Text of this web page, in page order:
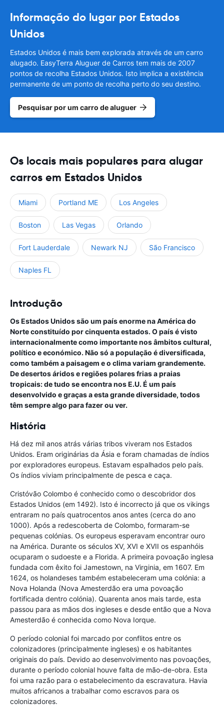
Informação do lugar por Estados
Unidos
Estados Unidos é mais bem explorada através de um carro
alugado. EasyTerra Aluguer de Carros tem mais de 2007
pontos de recolha Estados Unidos. Isto implica a existência
permanente de um ponto de recolha perto do seu destino.
Pesquisar por um carro de aluguer
Os locais mais populares para alugar
carros em Estados Unidos
Miami Portland ME Los Angeles
Boston Las Vegas Orlando
Fort Lauderdale Newark NJ São Francisco
Naples FL
Introdução
Os Estados Unidos são um país enorme na América do
Norte constituído por cinquenta estados. O país é visto
internacionalmente como importante nos âmbitos cultural,
político e económico. Não só a população é diversificada,
como também a paisagem e o clima variam grandemente.
De desertos áridos e regiões polares frias a praias
tropicais: de tudo se encontra nos E.U. É um país
desenvolvido e graças a esta grande diversidade, todos
têm sempre algo para fazer ou ver.
História
Há dez mil anos atrás várias tribos viveram nos Estados
Unidos. Eram originárias da Ásia e foram chamadas de índios
por exploradores europeus. Estavam espalhados pelo país.
Os índios viviam principalmente de pesca e caça.
Cristóvão Colombo é conhecido como o descobridor dos
Estados Unidos (em 1492). Isto é incorrecto já que os vikings
entraram no país quatrocentos anos antes (cerca do ano
1000). Após a redescoberta de Colombo, formaram-se
pequenas colónias. Os europeus esperavam encontrar ouro
na América. Durante os séculos XV, XVI e XVII os espanhóis
ocuparam o sudoeste e a Florida. A primeira povoação inglesa
fundada com êxito foi Jamestown, na Virginia, em 1607. Em
1624, os holandeses também estabeleceram uma colónia: a
Nova Holanda (Nova Amesterdão era uma povoação
fortificada dentro colónia). Quarenta anos mais tarde, esta
passou para as mãos dos ingleses e desde então que a Nova
Amesterdão é conhecida como Nova Iorque.
O período colonial foi marcado por conflitos entre os
colonizadores (principalmente ingleses) e os habitantes
originais do país. Devido ao desenvolvimento nas povoações,
durante o período colonial houve falta de mão-de-obra. Esta
foi uma razão para o estabelecimento da escravatura. Havia
muitos africanos a trabalhar como escravos para os
colonizadores.